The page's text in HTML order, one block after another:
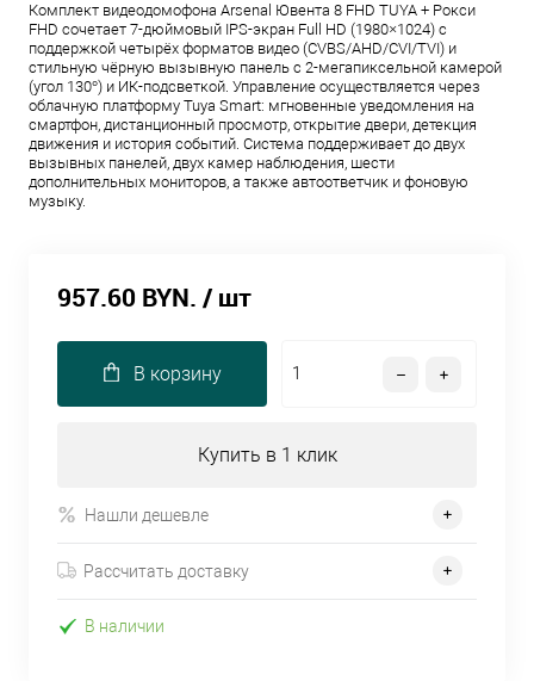
Комплект видеодомофона Arsenal Ювента 8 FHD TUYA + Рокси
FHD сочетает 7-дюймовый IPS-экран Full HD (1980×1024) с
поддержкой четырёх форматов видео (CVBS/AHD/CVI/TVI) и
стильную чёрную вызывную панель с 2-мегапиксельной камерой
(угол 130°) и ИК-подсветкой. Управление осуществляется через
облачную платформу Tuya Smart: мгновенные уведомления на
смартфон, дистанционный просмотр, открытие двери, детекция
движения и история событий. Система поддерживает до двух
вызывных панелей, двух камер наблюдения, шести
дополнительных мониторов, а также автоответчик и фоновую
музыку.
957.60 BYN. / шт
В корзину
Купить в 1 клик
Нашли дешевле
Рассчитать доставку
В наличии